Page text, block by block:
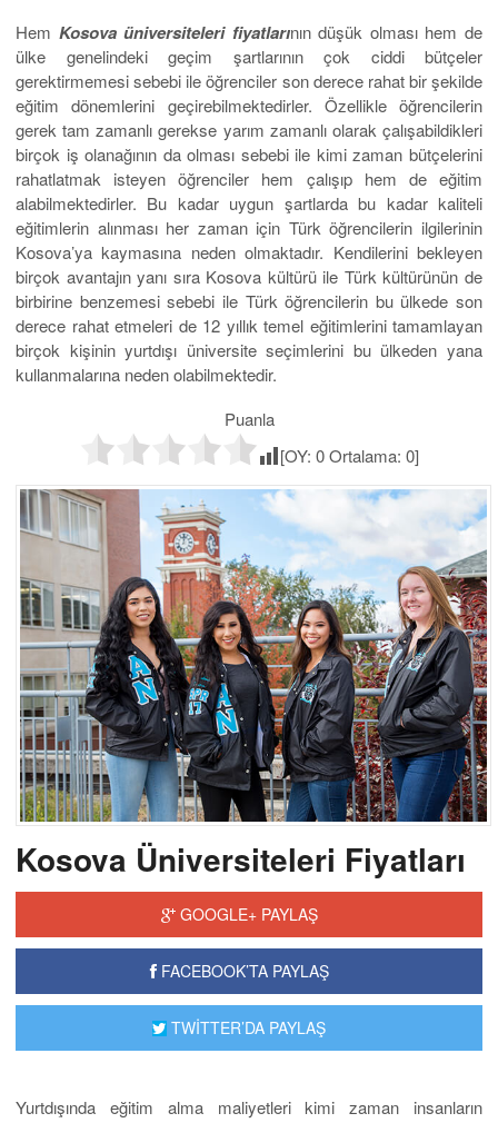
Hem Kosova üniversiteleri fiyatlarının düşük olması hem de
ülke genelindeki geçim şartlarının çok ciddi bütçeler
gerektirmemesi sebebi ile öğrenciler son derece rahat bir şekilde
eğitim dönemlerini geçirebilmektedirler. Özellikle öğrencilerin
gerek tam zamanlı gerekse yarım zamanlı olarak çalışabildikleri
birçok iş olanağının da olması sebebi ile kimi zaman bütçelerini
rahatlatmak isteyen öğrenciler hem çalışıp hem de eğitim
alabilmektedirler. Bu kadar uygun şartlarda bu kadar kaliteli
eğitimlerin alınması her zaman için Türk öğrencilerin ilgilerinin
Kosova’ya kaymasına neden olmaktadır. Kendilerini bekleyen
birçok avantajın yanı sıra Kosova kültürü ile Türk kültürünün de
birbirine benzemesi sebebi ile Türk öğrencilerin bu ülkede son
derece rahat etmeleri de 12 yıllık temel eğitimlerini tamamlayan
birçok kişinin yurtdışı üniversite seçimlerini bu ülkeden yana
kullanmalarına neden olabilmektedir.
Puanla
[OY: 0Ortalama: 0]
Kosova Üniversiteleri Fiyatları
GOOGLE+ PAYLAŞ
FACEBOOK’TA PAYLAŞ
TWİTTER’DA PAYLAŞ
Yurtdışında eğitim alma maliyetleri kimi zaman insanların